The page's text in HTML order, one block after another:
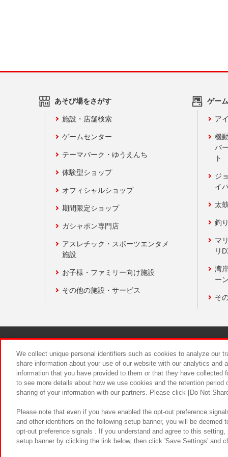
あそび場をさがす
施設・店舗検索
ゲームセンター
テーマパーク・ゆうえんち
体験型ショップ
オフィシャルショップ
期間限定ショップ
ガシャポン専門店
アスレチック・スポーツエンタメ
施設
お子様・ファミリー向け施設
その他の施設・サービス
ゲー
ア
機
バ
ト
ジ
イ
太
釣
マ
リ
湾
ー
そ
食品のご
We collect unique personal identifiers such as cookies to analyze our
share information about your use of our website with our analytics and
information that you have provided to them or that they have
to see more details about how we use cookies and the retention
sharing of your information with our partners. Please click [Do Not
Please note that even if you have enabled the opt-out preference
and other identifiers on the following setup banner, you will be
opt-out preference signals . If you understand and agree to this
setup banner by clicking the link below, then click 'Save Settings' and